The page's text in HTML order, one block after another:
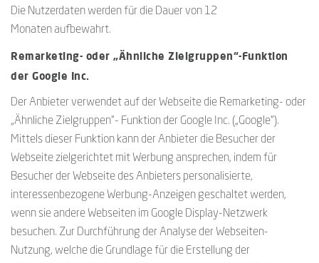
Die Nutzerdaten werden für die Dauer von 12
Monaten aufbewahrt.
Remarketing- oder „Ähnliche Zielgruppen“-Funktion
der Google Inc.
Der Anbieter verwendet auf der Webseite die Remarketing- oder
„Ähnliche Zielgruppen“- Funktion der Google Inc. („Google“).
Mittels dieser Funktion kann der Anbieter die Besucher der
Webseite zielgerichtet mit Werbung ansprechen, indem für
Besucher der Webseite des Anbieters personalisierte,
interessenbezogene Werbung-Anzeigen geschaltet werden,
wenn sie andere Webseiten im Google Display-Netzwerk
besuchen. Zur Durchführung der Analyse der Webseiten-
Nutzung, welche die Grundlage für die Erstellung der